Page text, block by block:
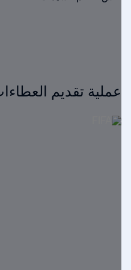
عملية تقديم العطاءات